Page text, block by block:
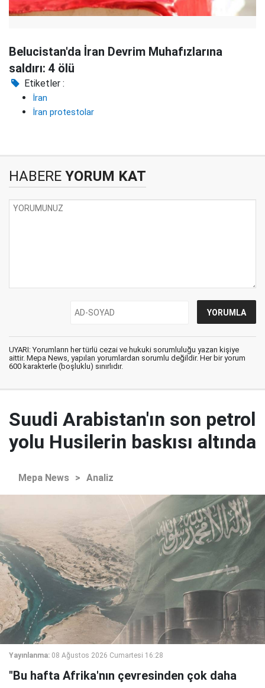
Belucistan'da İran Devrim Muhafızlarına
saldırı: 4 ölü
Etiketler :
İran
İran protestolar
HABERE YORUM KAT
UYARI: Yorumların her türlü cezai ve hukuki sorumluluğu yazan kişiye
aittir. Mepa News, yapılan yorumlardan sorumlu değildir. Her bir yorum
600 karakterle (boşluklu) sınırlıdır.
Suudi Arabistan'ın son petrol
yolu Husilerin baskısı altında
Mepa News > Analiz
Yayınlanma: 08 Ağustos 2026 Cumartesi 16:28
"Bu hafta Afrika'nın çevresinden çok daha